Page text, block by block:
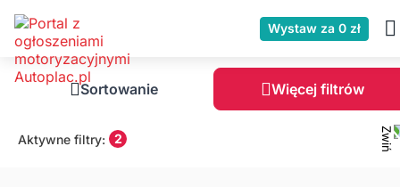
Wystaw za 0 zł
Sortowanie Więcej filtrów
Aktywne filtry: 2